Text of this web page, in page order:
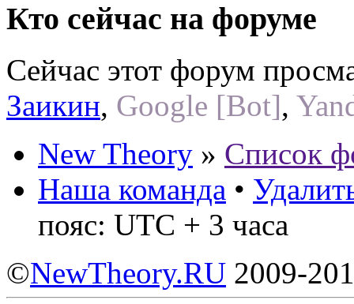
Кто сейчас на форуме
Сейчас этот форум
Заикин, Google [Bot],
New Theory » Список
Наша команда •
пояс: UTC + 3 часа
©NewTheory.RU 2009-